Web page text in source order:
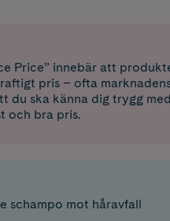
Price” innebär att
pris – ofta
du ska känna dig trygg
och bra pris.
schampo mot håravfall